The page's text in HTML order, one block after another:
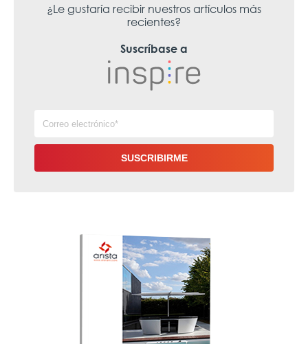
¿Le gustaría recibir nuestros artículos más
recientes?
Suscríbase a